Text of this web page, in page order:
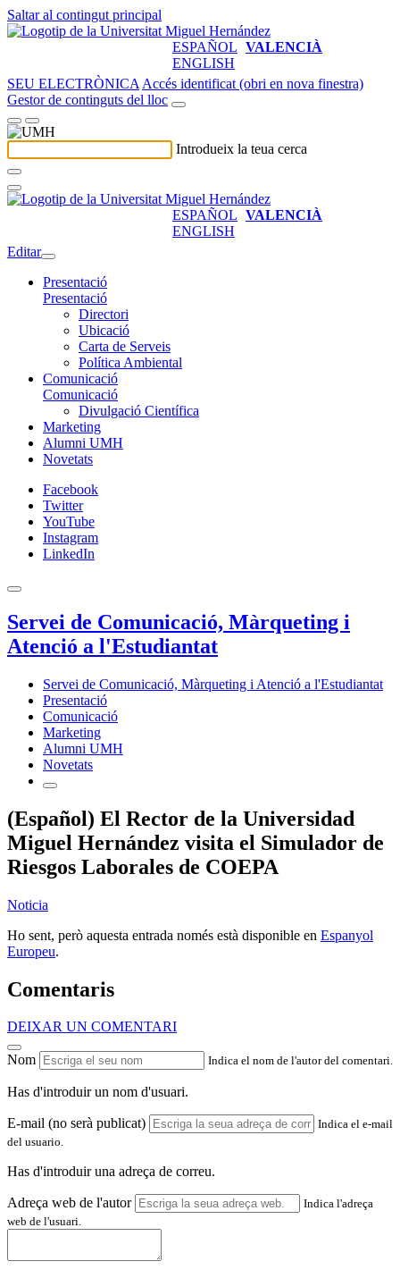
Saltar al contingut principal
ESPAÑOL VALENCIÀ
ENGLISH
SEU ELECTRÒNICA Accés identificat (obri en nova finestra)
Gestor de continguts del lloc
Introdueix la teua cerca
ESPAÑOL VALENCIÀ
ENGLISH
Editar
Presentació
Presentació
Directori
Ubicació
Carta de Serveis
Política Ambiental
Comunicació
Comunicació
Divulgació Científica
Marketing
Alumni UMH
Novetats
Facebook
Twitter
YouTube
Instagram
LinkedIn
Servei de Comunicació, Màrqueting i
Atenció a l'Estudiantat
Servei de Comunicació, Màrqueting i Atenció a l'Estudiantat
Presentació
Comunicació
Marketing
Alumni UMH
Novetats
(Español) El Rector de la Universidad
Miguel Hernández visita el Simulador de
Riesgos Laborales de COEPA
Noticia
Ho sent, però aquesta entrada només està disponible en Espanyol
Europeu.
Comentaris
DEIXAR UN COMENTARI
Nom Indica el nom de l'autor del comentari.
Has d'introduir un nom d'usuari.
E-mail (no serà publicat)
Indica el e-mail
del usuario.
Has d'introduir una adreça de correu.
Adreça web de l'autor
Indica l'adreça
web de l'usuari.